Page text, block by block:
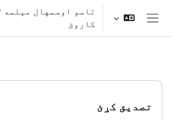
اصلی منځپانګې ته تښل
تاسو اوسمهال مېلمه
کاروئ
تصدیق کړئ